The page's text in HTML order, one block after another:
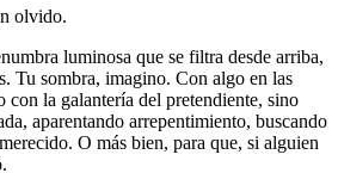
olvido.
luminosa que se filtra desde arriba,
Tu sombra, imagino. Con algo en las
con la galantería del pretendiente, sino
aparentando arrepentimiento, buscando
O más bien, para que, si alguien